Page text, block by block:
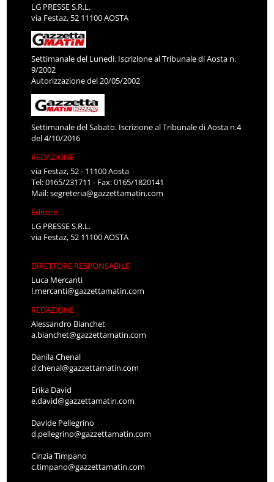
LG PRESSE S.R.L.
via Festaz, 52 11100 AOSTA
Settimanale del Lunedì. Iscrizione al Tribunale di Aosta n.
9/2002
Autorizzazione del 20/05/2002
Settimanale del Sabato. Iscrizione al Tribunale di Aosta n.4
del 4/10/2016
REDAZIONE
via Festaz, 52 - 11100 Aosta
Tel: 0165/231711 - Fax: 0165/1820141
Mail:segreteria@gazzettamatin.com
Editore
LG PRESSE S.R.L.
via Festaz, 52 11100 AOSTA
DIRETTORE RESPONSABILE
Luca Mercanti
l.mercanti@gazzettamatin.com
REDAZIONE
Alessandro Bianchet
a.bianchet@gazzettamatin.com
Danila Chenal
d.chenal@gazzettamatin.com
Erika David
e.david@gazzettamatin.com
Davide Pellegrino
d.pellegrino@gazzettamatin.com
Cinzia Timpano
c.timpano@gazzettamatin.com